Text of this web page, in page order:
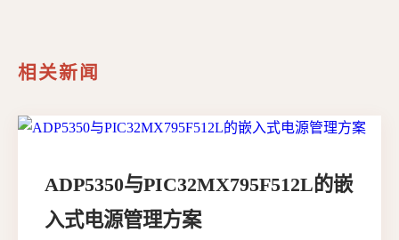
相关新闻
ADP5350与PIC32MX795F512L的嵌
入式电源管理方案